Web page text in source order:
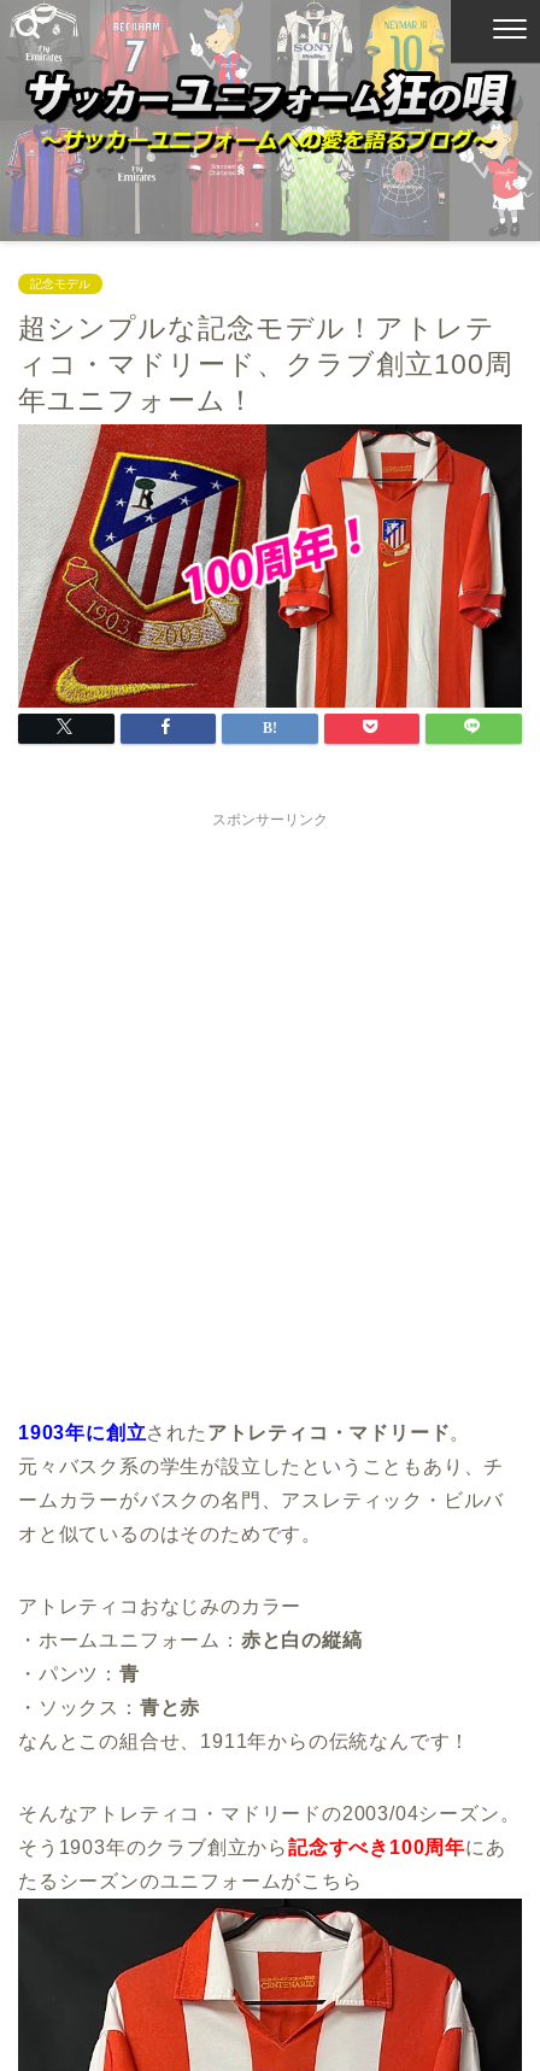
記念モデル
超シンプルな記念モデル！アトレテ
ィコ・マドリード、クラブ創立100周
年ユニフォーム！
スポンサーリンク
1903年に創立された アトレティコ・マドリード。
元々バスク系の学生が設立したということもあり、チ
ームカラーがバスクの名門、アスレティック・ビルバ
オと似ているのはそのためです。
アトレティコおなじみのカラー
・ホームユニフォーム： 赤と白の縦縞
・パンツ： 青
・ソックス： 青と赤
なんとこの組合せ、1911年からの伝統なんです！
そんなアトレティコ・マドリードの2003/04シーズン。
そう1903年のクラブ創立から記念すべき100周年にあ
たるシーズンのユニフォームがこちら